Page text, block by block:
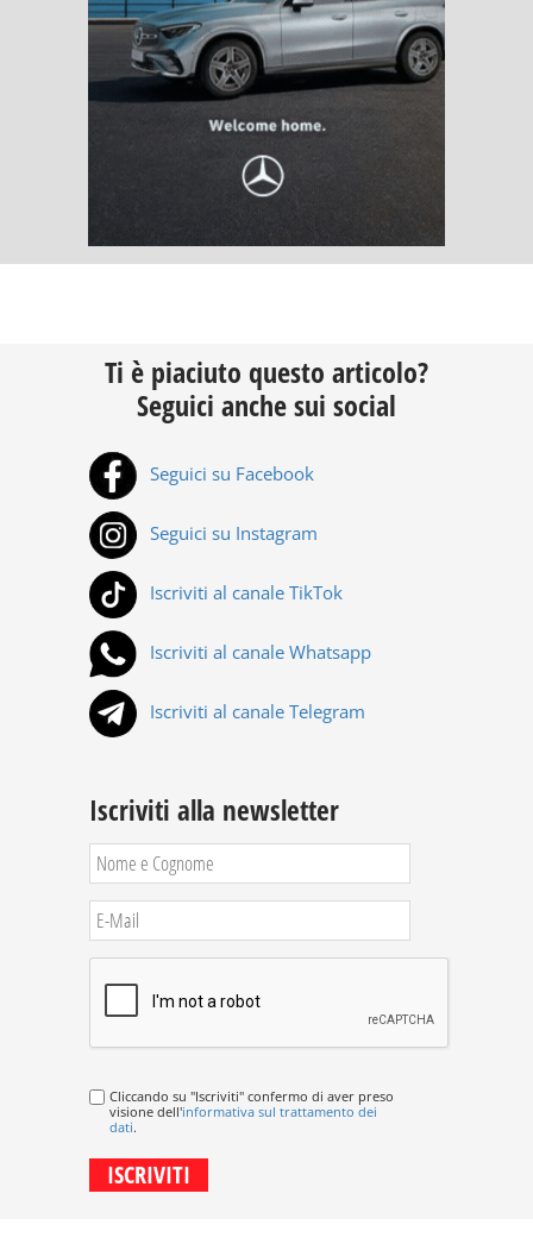
Ti è piaciuto questo articolo?
Seguici anche sui social
Seguici su Facebook
Seguici su Instagram
Iscriviti al canale TikTok
Iscriviti al canale Whatsapp
Iscriviti al canale Telegram
Iscriviti alla newsletter
Cliccando su "Iscriviti" confermo di aver preso
visione dell'informativa sul trattamento dei
dati.